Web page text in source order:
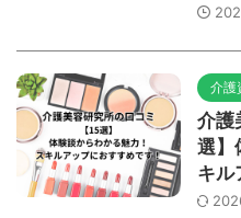
介護
介護
選】
キル